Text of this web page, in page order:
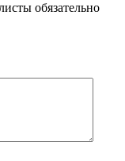
обязательно